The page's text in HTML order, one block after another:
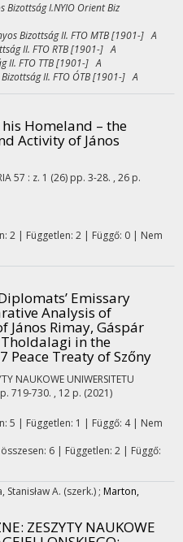
I.NYIO Orient Biz
Bizottság II. FTO MTB [1901-] A
II. FTO RTB [1901-] A
II. FTO TTB [1901-] A
II. FTO ÓTB [1901-] A
Homeland – the
Activity of János
57 : z. 1 (26) pp. 3-28. , 26 p.
2| Független: 2 | Függő: 0 | Nem
Emissary
Analysis of
János Rimay, Gáspár
in the
Peace Treaty of Szőny
NAUKOWE UNIWERSITETU
719-730. , 12 p. (2021)
5 | Független: 1 | Függő: 4 | Nem
6| Független: 2 | Függő:
Stanisław A. (szerk.) ; Marton,
ZESZYTY NAUKOWE